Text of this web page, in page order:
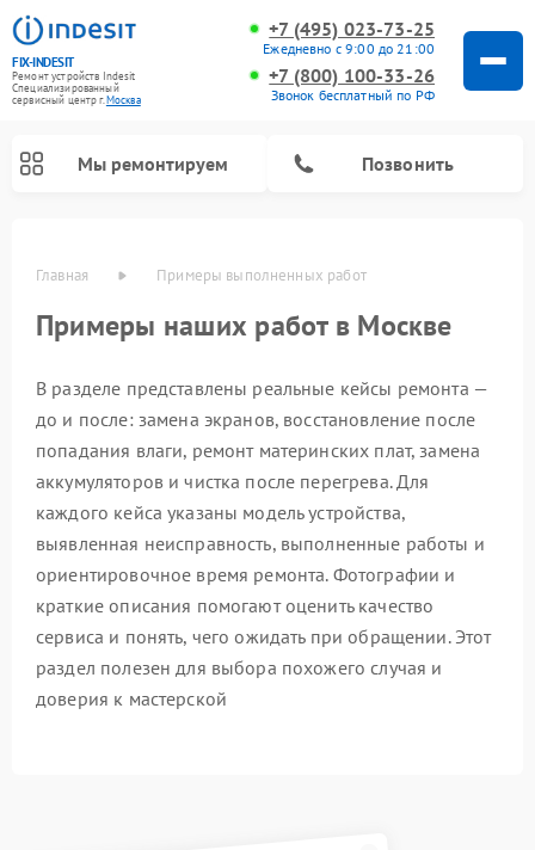
FIX-INDESIT
Ремонт устройств Indesit
Специализированный
cервисный центр г.Москва
+7 (495) 023-73-25
Ежедневно с 9:00 до 21:00
+7 (800) 100-33-26
Звонок бесплатный по РФ
Мы ремонтируем Позвонить
Главная Примеры выполненных работ
Примеры наших работ в Москве
В разделе представлены реальные кейсы ремонта —
до и после: замена экранов, восстановление после
попадания влаги, ремонт материнских плат, замена
аккумуляторов и чистка после перегрева. Для
каждого кейса указаны модель устройства,
выявленная неисправность, выполненные работы и
ориентировочное время ремонта. Фотографии и
краткие описания помогают оценить качество
сервиса и понять, чего ожидать при обращении. Этот
раздел полезен для выбора похожего случая и
доверия к мастерской